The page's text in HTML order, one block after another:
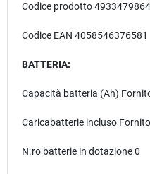
Codice prodotto 4933479864
Codice EAN 4058546376581
BATTERIA:
Capacità batteria (Ah)
Caricabatterie incluso
N.ro batterie in dotazione 0